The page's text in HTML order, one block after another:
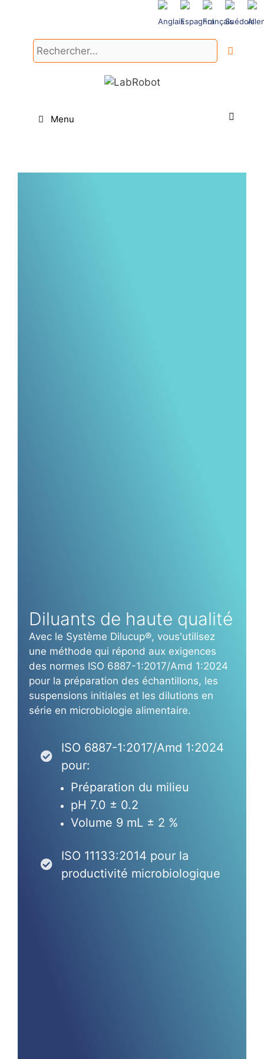
contenu
Rechercher :
Menu
Diluants de haute qualité
Avec le Système Dilucup®, vous'utilisez
une méthode qui répond aux exigences
des normes ISO 6887-1:2017/Amd 1:2024
pour la préparation des échantillons, les
suspensions initiales et les dilutions en
série en microbiologie alimentaire.
ISO 6887-1:2017/Amd 1:2024
pour:
Préparation du milieu
pH 7.0 ± 0.2
Volume 9 mL ± 2 %
ISO 11133:2014 pour la
productivité microbiologique